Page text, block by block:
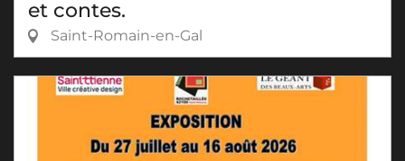
et contes.
Saint-Romain-en-Gal